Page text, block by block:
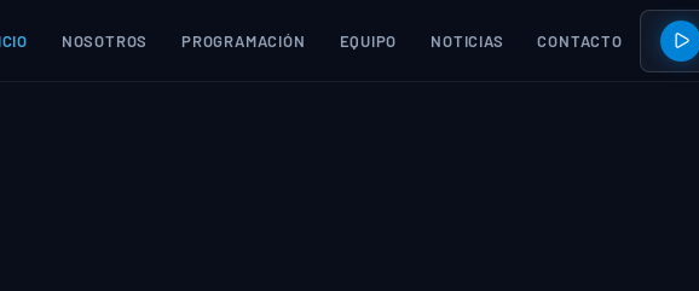
NOSOTROS PROGRAMACIÓN EQUIPO NOTICIAS CONTACTO